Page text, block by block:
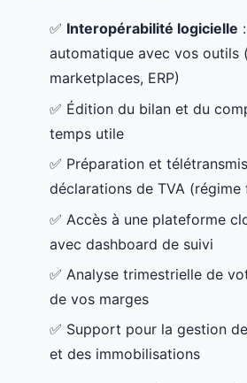
✅ Interopérabilité logicielle
automatique avec vos outils
marketplaces, ERP)
✅ Édition du bilan et du
temps utile
✅ Préparation et
déclarations de TVA (régime
✅ Accès à une plateforme
avec dashboard de suivi
✅ Analyse trimestrielle de
de vos marges
✅ Support pour la gestion
et des immobilisations